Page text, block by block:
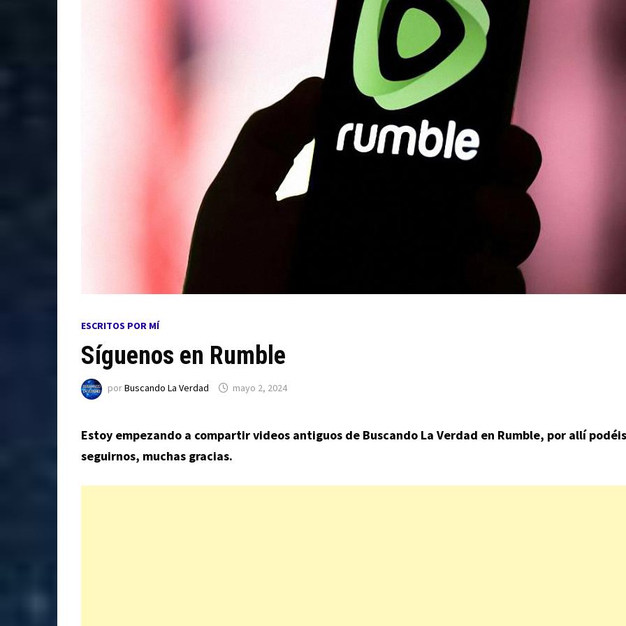
ESCRITOS POR MÍ
Síguenos en Rumble
porBuscando La Verdad mayo 2, 2024
Estoy empezando a compartir videos antiguos de Buscando La Verdad en Rumble, por allí podéis
seguirnos, muchas gracias.